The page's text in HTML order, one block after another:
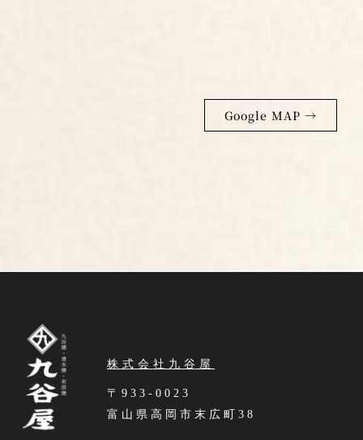
Google MAP →
株式会社九谷屋
〒933-0023
富山県高岡市末広町38